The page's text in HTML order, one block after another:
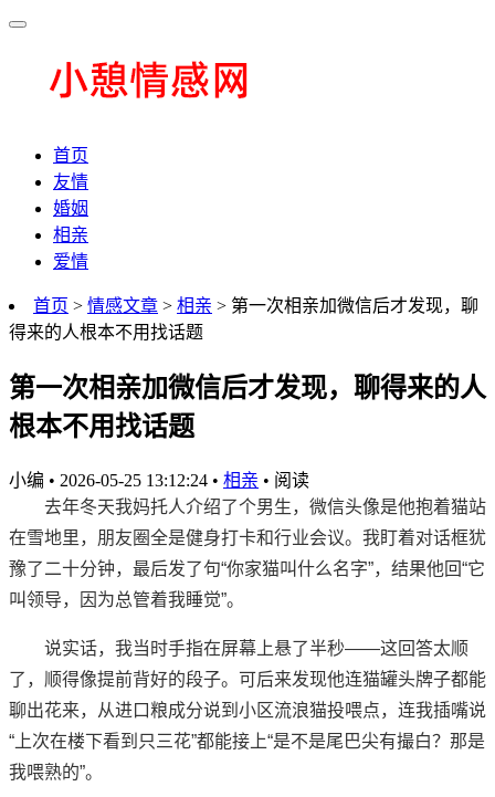
首页
友情
婚姻
相亲
爱情
首页 > 情感文章 > 相亲 > 第一次相亲加微信后才发现，聊
得来的人根本不用找话题
第一次相亲加微信后才发现，聊得来的人
根本不用找话题
小编 • 2026-05-25 13:12:24 • 相亲 • 阅读
去年冬天我妈托人介绍了个男生，微信头像是他抱着猫站
在雪地里，朋友圈全是健身打卡和行业会议。我盯着对话框犹
豫了二十分钟，最后发了句“你家猫叫什么名字”，结果他回“它
叫领导，因为总管着我睡觉”。
说实话，我当时手指在屏幕上悬了半秒——这回答太顺
了，顺得像提前背好的段子。可后来发现他连猫罐头牌子都能
聊出花来，从进口粮成分说到小区流浪猫投喂点，连我插嘴说
“上次在楼下看到只三花”都能接上“是不是尾巴尖有撮白？那是
我喂熟的”。